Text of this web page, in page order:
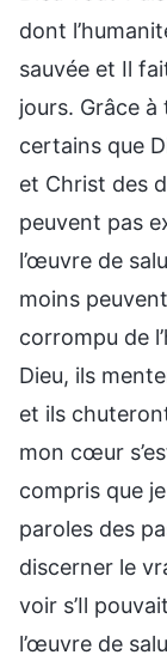
dont
sauvée et Il
jours. Grâce
certains que
et Christ des
peuvent pas
l’œuvre de
moins
corrompu de
Dieu, ils
et ils
mon cœur
compris que
paroles des
discerner le
voir s’Il
l’œuvre de